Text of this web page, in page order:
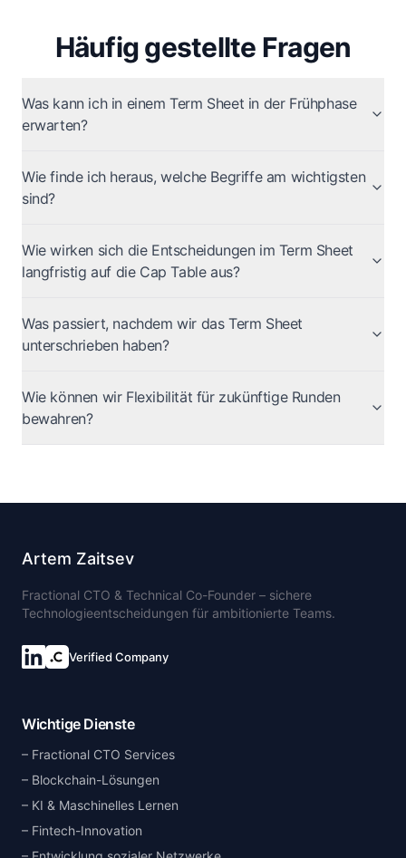
Häufig gestellte Fragen
Was kann ich in einem Term Sheet in der Frühphase
erwarten?
Wie finde ich heraus, welche Begriffe am wichtigsten
sind?
Wie wirken sich die Entscheidungen im Term Sheet
langfristig auf die Cap Table aus?
Was passiert, nachdem wir das Term Sheet
unterschrieben haben?
Wie können wir Flexibilität für zukünftige Runden
bewahren?
Artem Zaitsev
Fractional CTO & Technical Co-Founder – sichere
Technologieentscheidungen für ambitionierte Teams.
Verified Company
Wichtige Dienste
Fractional CTO Services
Blockchain-Lösungen
KI & Maschinelles Lernen
Fintech-Innovation